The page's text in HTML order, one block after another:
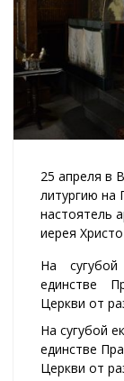
25 апреля в
литургию на
настоятель
иерея
На
единстве
Церкви от
На сугубой
единстве
Церкви от